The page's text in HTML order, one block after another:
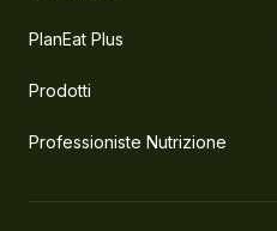
PlanEat Plus
Prodotti
Professioniste Nutrizione